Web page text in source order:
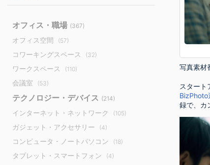
オフィス・職場 (367)
オフィス空間 (57)
コワーキングスペース (32)
ワークスペース (110)
会議室 (53)
テクノロジー・デバイス (214)
インターネット・ネットワーク (105)
ガジェット・アクセサリー (4)
コンピュータ・ノートパソコン (18)
タブレット・スマートフォン (4)
写真素材
スタート
BizPhoto
録で、カ